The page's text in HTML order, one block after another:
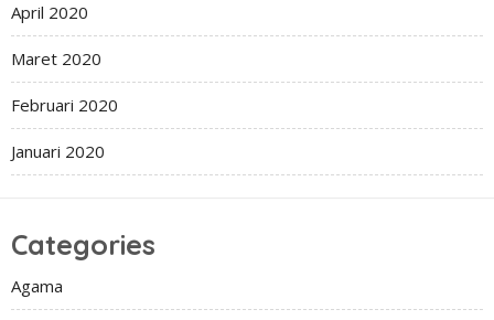
April 2020
Maret 2020
Februari 2020
Januari 2020
Categories
Agama